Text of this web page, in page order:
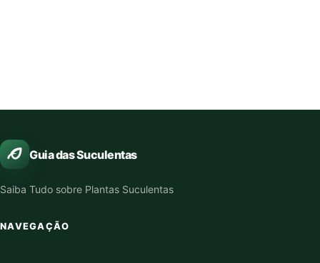
Guia das Suculentas
Saiba Tudo sobre Plantas Suculentas
NAVEGAÇÃO